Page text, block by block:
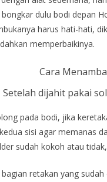
dulu bodi depan
harus hati-hati,
memperbaikinya.
Setelah dijahit pakai
pada bodi, jika
sisi agar memanas
sudah kokoh atau
retakan yang